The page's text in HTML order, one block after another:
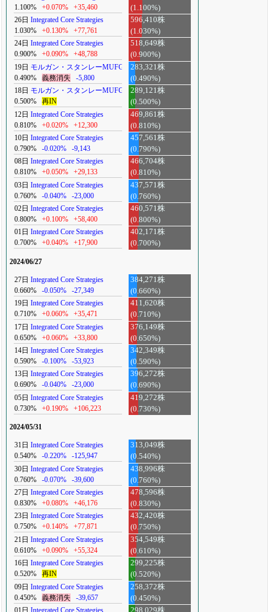
1.100%
+0.070% +35,460
(1.100%)
26日 Integrated Core Strategies
1.030%
+0.130% +77,761
596,410株
(1.030%)
24日 Integrated Core Strategies
0.900%
+0.090% +48,788
518,649株
(0.900%)
19日 モルガン・スタンレーMUFG
0.490%
義務消失 -5,800
283,321株
(0.490%)
18日 モルガン・スタンレーMUFG
0.500%
再IN
289,121株
(0.500%)
12日 Integrated Core Strategies
0.810%
+0.020% +12,300
469,861株
(0.810%)
10日 Integrated Core Strategies
0.790%
-0.020% -9,143
457,561株
(0.790%)
08日 Integrated Core Strategies
0.810%
+0.050% +29,133
466,704株
(0.810%)
03日 Integrated Core Strategies
0.760%
-0.040% -23,000
437,571株
(0.760%)
02日 Integrated Core Strategies
0.800%
+0.100% +58,400
460,571株
(0.800%)
01日 Integrated Core Strategies
0.700%
+0.040% +17,900
402,171株
(0.700%)
2024/06/27
27日 Integrated Core Strategies
0.660%
-0.050% -27,349
384,271株
(0.660%)
19日 Integrated Core Strategies
0.710%
+0.060% +35,471
411,620株
(0.710%)
17日 Integrated Core Strategies
0.650%
+0.060% +33,800
376,149株
(0.650%)
14日 Integrated Core Strategies
0.590%
-0.100% -53,923
342,349株
(0.590%)
13日 Integrated Core Strategies
0.690%
-0.040% -23,000
396,272株
(0.690%)
05日 Integrated Core Strategies
0.730%
+0.190% +106,223
419,272株
(0.730%)
2024/05/31
31日 Integrated Core Strategies
0.540%
-0.220% -125,947
313,049株
(0.540%)
30日 Integrated Core Strategies
0.760%
-0.070% -39,600
438,996株
(0.760%)
27日 Integrated Core Strategies
0.830%
+0.080% +46,176
478,596株
(0.830%)
23日 Integrated Core Strategies
0.750%
+0.140% +77,871
432,420株
(0.750%)
21日 Integrated Core Strategies
0.610%
+0.090% +55,324
354,549株
(0.610%)
16日 Integrated Core Strategies
0.520%
再IN
299,225株
(0.520%)
09日 Integrated Core Strategies
0.450%
義務消失 -39,657
258,372株
(0.450%)
01日 Integrated Core Strategies 298,029株